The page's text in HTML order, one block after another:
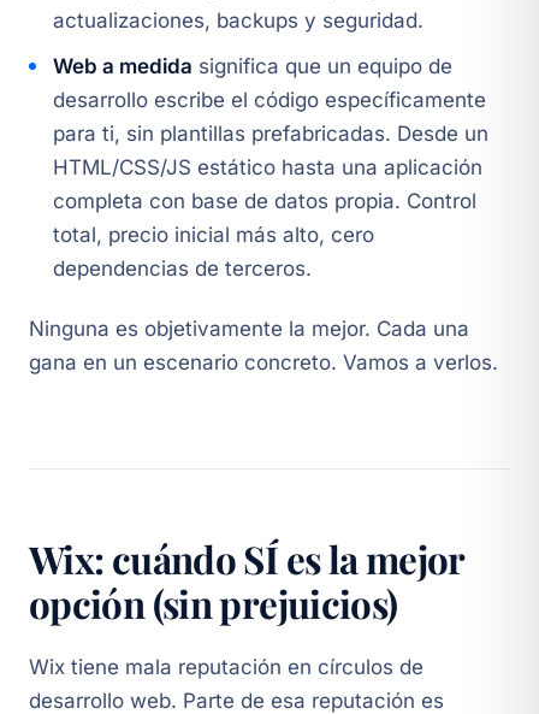
actualizaciones, backups y seguridad.
Web a medida significa que un equipo de
desarrollo escribe el código específicamente
para ti, sin plantillas prefabricadas. Desde un
HTML/CSS/JS estático hasta una aplicación
completa con base de datos propia. Control
total, precio inicial más alto, cero
dependencias de terceros.
Ninguna es objetivamente la mejor. Cada una
gana en un escenario concreto. Vamos a verlos.
Wix: cuándo SÍ es la mejor
opción (sin prejuicios)
Wix tiene mala reputación en círculos de
desarrollo web. Parte de esa reputación es